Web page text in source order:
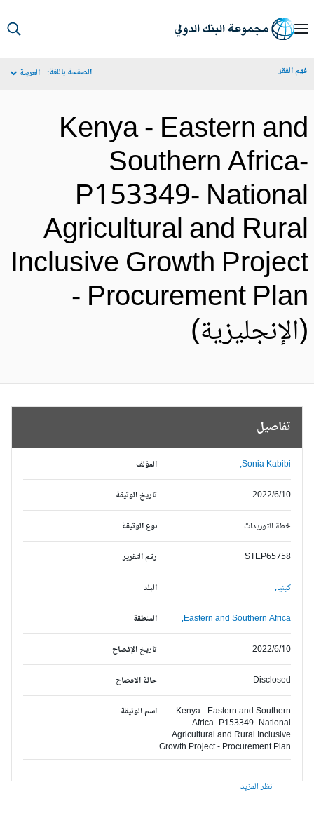
الفقر الصفحة باللغة: العربية
Kenya - Eastern
Southern
P153349-
Agricultural and
Inclusive Growth
- Procurement
تفاصيل
المؤلف Sonia Kabibi;
تاريخ الوثيقة 2022/6/10
نوع الوثيقة خطة التوريدات
رقم التقرير STEP65758
البلد كينيا,
المنطقة Eastern and Southern Africa,
تاريخ الإفصاح 2022/6/10
حالة الافصاح Disclosed
اسم الوثيقة
Kenya - Eastern and Southern
Africa- P153349- National
Agricultural and Rural Inclusive
Growth Project - Procurement Plan
انظر المزيد